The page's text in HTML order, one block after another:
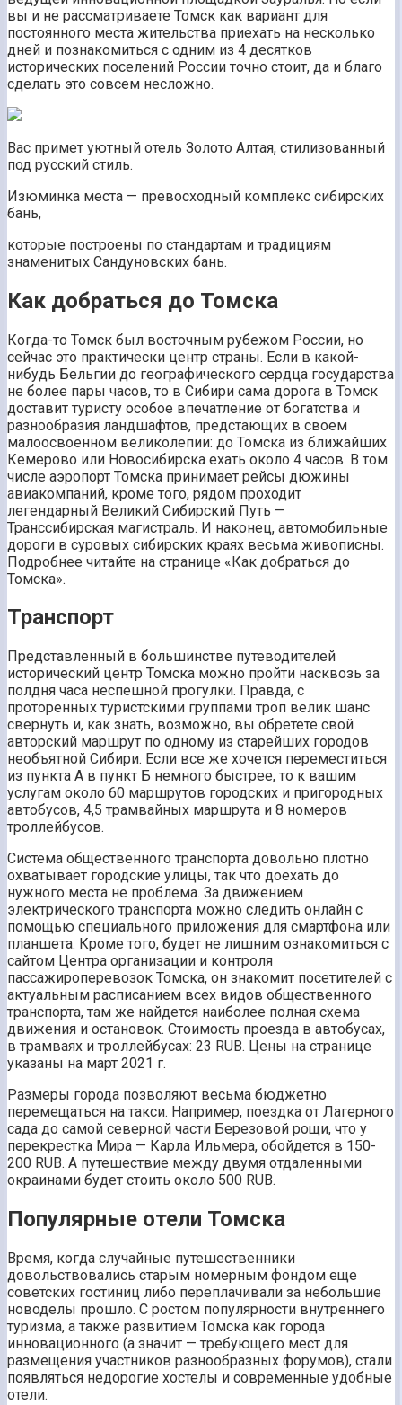
вы и не рассматриваете Томск как вариант для
постоянного места жительства приехать на несколько
дней и познакомиться с одним из 4 десятков
исторических поселений России точно стоит, да и благо
сделать это совсем несложно.
Вас примет уютный отель Золото Алтая, стилизованный
под русский стиль.
Изюминка места — превосходный комплекс сибирских
бань,
которые построены по стандартам и традициям
знаменитых Сандуновских бань.
Как добраться до Томска
Когда-то Томск был восточным рубежом России, но
сейчас это практически центр страны. Если в какой-
нибудь Бельгии до географического сердца государства
не более пары часов, то в Сибири сама дорога в Томск
доставит туристу особое впечатление от богатства и
разнообразия ландшафтов, предстающих в своем
малоосвоенном великолепии: до Томска из ближайших
Кемерово или Новосибирска ехать около 4 часов. В том
числе аэропорт Томска принимает рейсы дюжины
авиакомпаний, кроме того, рядом проходит
легендарный Великий Сибирский Путь —
Транссибирская магистраль. И наконец, автомобильные
дороги в суровых сибирских краях весьма живописны.
Подробнее читайте на странице «Как добраться до
Томска».
Транспорт
Представленный в большинстве путеводителей
исторический центр Томска можно пройти насквозь за
полдня часа неспешной прогулки. Правда, с
проторенных туристскими группами троп велик шанс
свернуть и, как знать, возможно, вы обретете свой
авторский маршрут по одному из старейших городов
необъятной Сибири. Если все же хочется переместиться
из пункта А в пункт Б немного быстрее, то к вашим
услугам около 60 маршрутов городских и пригородных
автобусов, 4,5 трамвайных маршрута и 8 номеров
троллейбусов.
Система общественного транспорта довольно плотно
охватывает городские улицы, так что доехать до
нужного места не проблема. За движением
электрического транспорта можно следить онлайн с
помощью специального приложения для смартфона или
планшета. Кроме того, будет не лишним ознакомиться с
сайтом Центра организации и контроля
пассажироперевозок Томска, он знакомит посетителей с
актуальным расписанием всех видов общественного
транспорта, там же найдется наиболее полная схема
движения и остановок. Стоимость проезда в автобусах,
в трамваях и троллейбусах: 23 RUB. Цены на странице
указаны на март 2021 г.
Размеры города позволяют весьма бюджетно
перемещаться на такси. Например, поездка от Лагерного
сада до самой северной части Березовой рощи, что у
перекрестка Мира — Карла Ильмера, обойдется в 150-
200 RUB. А путешествие между двумя отдаленными
окраинами будет стоить около 500 RUB.
Популярные отели Томска
Время, когда случайные путешественники
довольствовались старым номерным фондом еще
советских гостиниц либо переплачивали за небольшие
новоделы прошло. С ростом популярности внутреннего
туризма, а также развитием Томска как города
инновационного (а значит — требующего мест для
размещения участников разнообразных форумов), стали
появляться недорогие хостелы и современные удобные
отели.